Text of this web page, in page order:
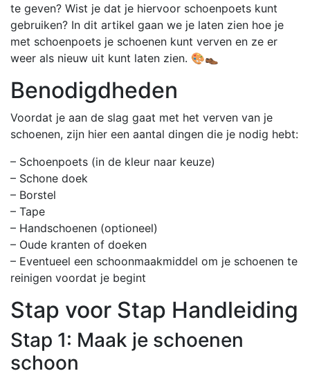
te geven? Wist je dat je hiervoor schoenpoets kunt
gebruiken? In dit artikel gaan we je laten zien hoe je
met schoenpoets je schoenen kunt verven en ze er
weer als nieuw uit kunt laten zien. 🎨👞
Benodigdheden
Voordat je aan de slag gaat met het verven van je
schoenen, zijn hier een aantal dingen die je nodig hebt:
– Schoenpoets (in de kleur naar keuze)
– Schone doek
– Borstel
– Tape
– Handschoenen (optioneel)
– Oude kranten of doeken
– Eventueel een schoonmaakmiddel om je schoenen te
reinigen voordat je begint
Stap voor Stap Handleiding
Stap 1: Maak je schoenen
schoon